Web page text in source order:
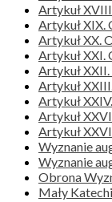
Artykuł
Artykuł XIX.
Artykuł XX.
Artykuł XXI.
Artykuł
Artykuł
Artykuł
Artykuł
Artykuł
Wyznanie
Wyznanie
Obrona
Mały